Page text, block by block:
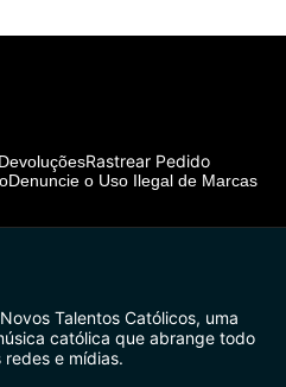
Rastrear Pedido
Denuncie o Uso Ilegal de Marcas
Talentos Católicos, uma
católica que abrange todo
e mídias.